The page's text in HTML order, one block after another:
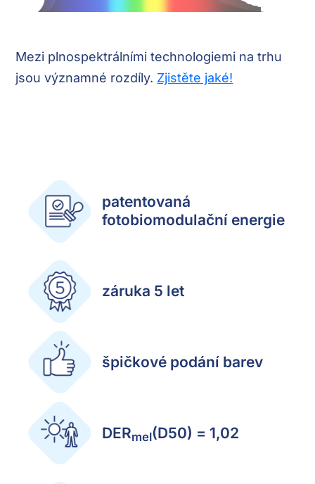
Mezi plnospektrálními technologiemi na trhu
jsou významné rozdíly. Zjistěte jaké!
patentovaná
fotobiomodulační energie
záruka 5 let
špičkové podání barev
DERmel(D50) = 1,02